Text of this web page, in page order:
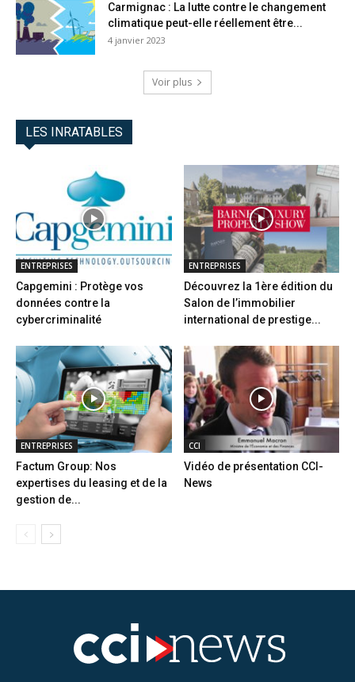
Carmignac : La lutte contre le changement
climatique peut-elle réellement être...
4 janvier 2023
Voir plus
LES INRATABLES
ENTREPRISES
Capgemini : Protège vos
données contre la
cybercriminalité
ENTREPRISES
Découvrez la 1ère édition du
Salon de l’immobilier
international de prestige...
ENTREPRISES
Factum Group: Nos
expertises du leasing et de la
gestion de...
CCI
Vidéo de présentation CCI-
News